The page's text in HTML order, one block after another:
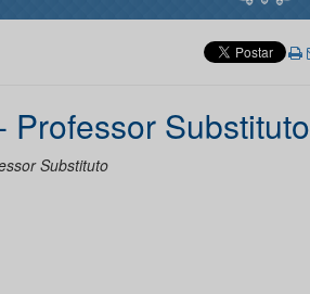
Professor Substituto
Substituto